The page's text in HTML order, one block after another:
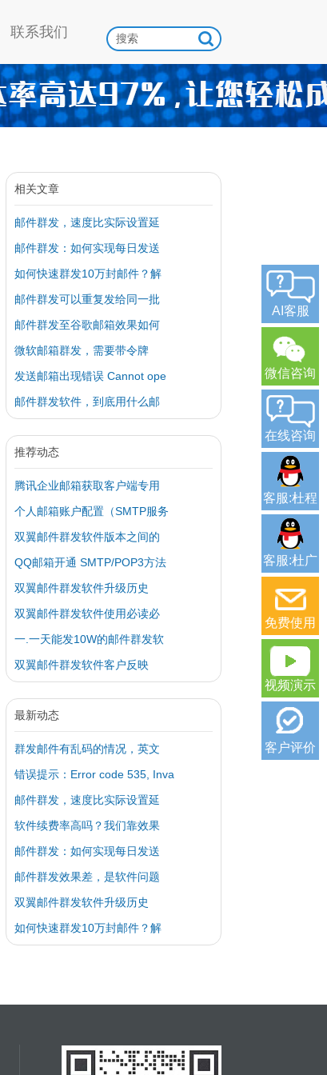
联系我们
相关文章
邮件群发，速度比实际设置延
邮件群发：如何实现每日发送
如何快速群发10万封邮件？解
邮件群发可以重复发给同一批
邮件群发至谷歌邮箱效果如何
微软邮箱群发，需要带令牌
发送邮箱出现错误 Cannot ope
邮件群发软件，到底用什么邮
推荐动态
腾讯企业邮箱获取客户端专用
个人邮箱账户配置（SMTP服务
双翼邮件群发软件版本之间的
QQ邮箱开通 SMTP/POP3方法
双翼邮件群发软件升级历史
双翼邮件群发软件使用必读必
一.一天能发10W的邮件群发软
双翼邮件群发软件客户反映
最新动态
群发邮件有乱码的情况，英文
错误提示：Error code 535, Inva
邮件群发，速度比实际设置延
软件续费率高吗？我们靠效果
邮件群发：如何实现每日发送
邮件群发效果差，是软件问题
双翼邮件群发软件升级历史
如何快速群发10万封邮件？解
AI客服
微信咨询
在线咨询
客服:杜程
客服:杜广
免费使用
视频演示
客户评价